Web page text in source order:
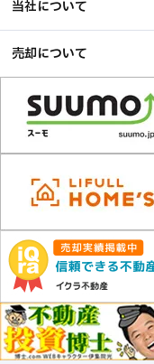
当社について
売却について